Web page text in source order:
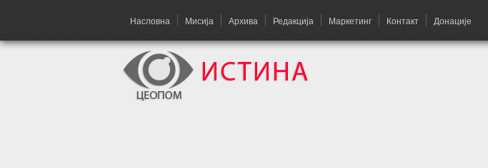
Насловна Мисија Архива Редакција Маркетинг Контакт Донације